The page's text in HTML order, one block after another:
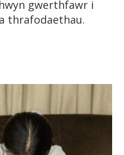
gwerthfawr i
thrafodaethau.